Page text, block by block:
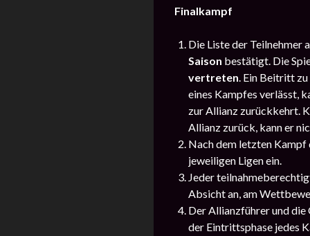
Finalkampf
Die Liste der Teilnehmer
Saison bestätigt. Die
vertreten. Ein Beitritt
eines Kampfes verlässt,
zur Allianz zurückkehrt.
Allianz zurück, kann er
Nach dem letzten Kampf
jeweiligen Ligen ein.
Jeder
Absicht an, am
Der Allianzführer und
der Eintrittsphase jedes